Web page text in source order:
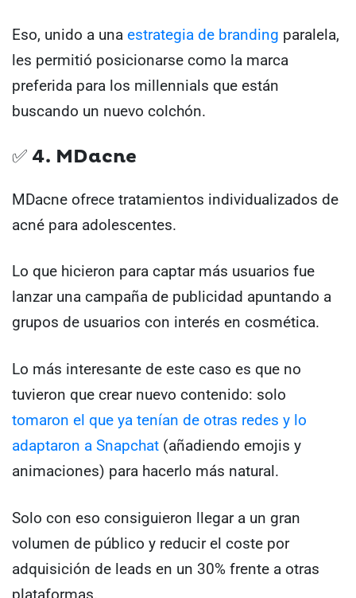
Eso, unido a una estrategia de branding paralela,
les permitió posicionarse como la marca
preferida para los millennials que están
buscando un nuevo colchón.
✅ 4. MDacne
MDacne ofrece tratamientos individualizados de
acné para adolescentes.
Lo que hicieron para captar más usuarios fue
lanzar una campaña de publicidad apuntando a
grupos de usuarios con interés en cosmética.
Lo más interesante de este caso es que no
tuvieron que crear nuevo contenido: solo
tomaron el que ya tenían de otras redes y lo
adaptaron a Snapchat (añadiendo emojis y
animaciones) para hacerlo más natural.
Solo con eso consiguieron llegar a un gran
volumen de público y reducir el coste por
adquisición de leads en un 30% frente a otras
plataformas.